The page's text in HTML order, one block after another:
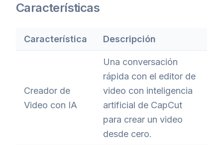
Características
Característica Descripción
Creador de
Video con IA
Una conversación
rápida con el editor de
video con inteligencia
artificial de CapCut
para crear un video
desde cero.